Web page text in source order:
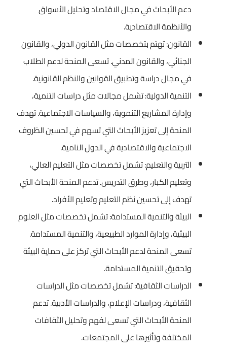
دعم الأبحاث في مجال الاقتصاد وتحليل الأسواق
والأنظمة الاقتصادية.
القانون: تهتم بتخصصات مثل القانون الدولي، والقانون
الجنائي، والقانون المدني. تسعى المنحة لدعم الطلاب
في مجال دراسة وتطبيق القوانين والنظم القانونية.
التنمية الدولية: تشمل مجالات مثل دراسات التنمية،
وإدارة المشاريع التنموية، والسياسات الاجتماعية. تهدف
المنحة إلى تعزيز الأبحاث التي تسهم في تحسين الظروف
الاجتماعية والاقتصادية في الدول النامية.
التربية والتعليم: تشمل تخصصات مثل التعليم العالي،
وتعليم الكبار، وطرق التدريس. تدعم المنحة الأبحاث التي
تهدف إلى تحسين نظم التعليم وتعليم الأفراد.
البيئة والتنمية المستدامة: تشمل تخصصات مثل العلوم
البيئية، وإدارة الموارد الطبيعية، والتنمية المستدامة.
تسعى المنحة لدعم الأبحاث التي تركز على حماية البيئة
وتحقيق التنمية المستدامة.
الدراسات الثقافية: تشمل تخصصات مثل الدراسات
الثقافية، ودراسات الإعلام، والدراسات الأدبية. تدعم
المنحة الأبحاث التي تسعى لفهم وتحليل الثقافات
المختلفة وتأثيرها على المجتمعات.